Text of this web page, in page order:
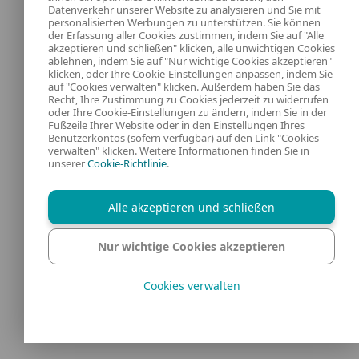
Organisationen, sowohl weniger als auch
reifere, wahrscheinlich vor monatelangen
schrittweisen Anpassungen ihrer Strategien,
was schlimmer klingt, als es tatsächlich ist
(siehe das Beispiel unten):
Datenverkehr unserer Website zu analysieren und Sie mit
personalisierten Werbungen zu unterstützen. Sie können
der Erfassung aller Cookies zustimmen, indem Sie auf "Alle
akzeptieren und schließen" klicken, alle unwichtigen Cookies
ablehnen, indem Sie auf "Nur wichtige Cookies akzeptieren"
klicken, oder Ihre Cookie-Einstellungen anpassen, indem Sie
auf "Cookies verwalten" klicken. Außerdem haben Sie das
Recht, Ihre Zustimmung zu Cookies jederzeit zu widerrufen
oder Ihre Cookie-Einstellungen zu ändern, indem Sie in der
Fußzeile Ihrer Website oder in den Einstellungen Ihres
Benutzerkontos (sofern verfügbar) auf den Link "Cookies
verwalten" klicken. Weitere Informationen finden Sie in
unsererCookie-Richtlinie.
Alle akzeptieren und schließen
Nur wichtige Cookies akzeptieren
Cookies verwalten